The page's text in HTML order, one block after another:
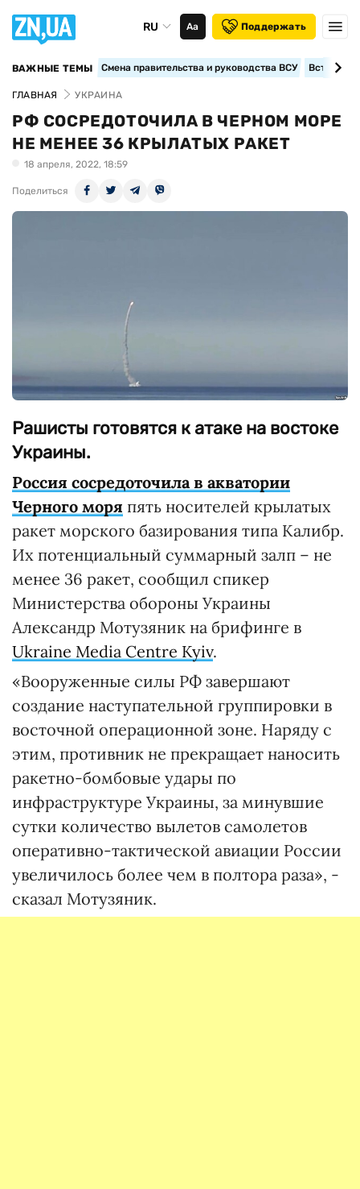
RU Аа Поддержать
ВАЖНЫЕ ТЕМЫ Смена правительства и руководства ВСУ
ГЛАВНАЯ УКРАИНА
РФ СОСРЕДОТОЧИЛА В ЧЕРНОМ МОРЕ
НЕ МЕНЕЕ 36 КРЫЛАТЫХ РАКЕТ
18 апреля, 2022, 18:59
Поделиться
Рашисты готовятся к атаке на востоке
Украины.
Россия сосредоточила в акватории
Черного моря пять носителей крылатых
ракет морского базирования типа Калибр.
Их потенциальный суммарный залп – не
менее 36 ракет, сообщил спикер
Министерства обороны Украины
Александр Мотузяник на брифинге в
Ukraine Media Centre Kyiv.
«Вооруженные силы РФ завершают
создание наступательной группировки в
восточной операционной зоне. Наряду с
этим, противник не прекращает наносить
ракетно-бомбовые удары по
инфраструктуре Украины, за минувшие
сутки количество вылетов самолетов
оперативно-тактической авиации России
увеличилось более чем в полтора раза», -
сказал Мотузяник.